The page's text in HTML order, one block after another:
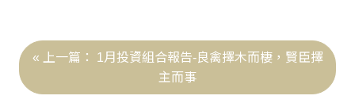
1月投資組合報告-良禽擇木而棲，賢臣擇
主而事